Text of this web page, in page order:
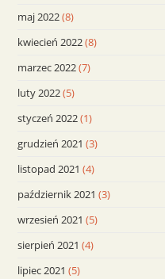
maj 2022(8)
kwiecień 2022(8)
marzec 2022(7)
luty 2022(5)
styczeń 2022(1)
grudzień 2021 (3)
listopad 2021 (4)
październik 2021 (3)
wrzesień 2021 (5)
sierpień 2021 (4)
lipiec 2021 (5)